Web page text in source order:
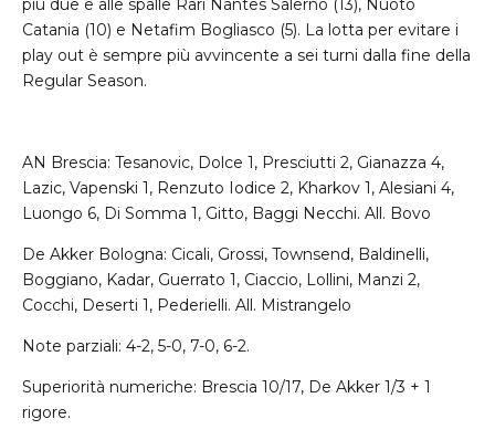
più due e alle spalle Rari Nantes Salerno (13), Nuoto
Catania (10) e Netafim Bogliasco (5). La lotta per evitare i
play out è sempre più avvincente a sei turni dalla fine della
Regular Season.
AN Brescia: Tesanovic, Dolce 1, Presciutti 2, Gianazza 4,
Lazic, Vapenski 1, Renzuto Iodice 2, Kharkov 1, Alesiani 4,
Luongo 6, Di Somma 1, Gitto, Baggi Necchi. All. Bovo
De Akker Bologna: Cicali, Grossi, Townsend, Baldinelli,
Boggiano, Kadar, Guerrato 1, Ciaccio, Lollini, Manzi 2,
Cocchi, Deserti 1, Pederielli. All. Mistrangelo
Note parziali: 4-2, 5-0, 7-0, 6-2.
Superiorità numeriche: Brescia 10/17, De Akker 1/3 + 1
rigore.